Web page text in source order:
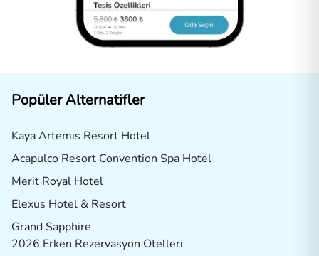
Popüler Alternatifler
Kaya Artemis Resort Hotel
Acapulco Resort Convention Spa Hotel
Merit Royal Hotel
Elexus Hotel & Resort
Grand Sapphire
2026 Erken Rezervasyon Otelleri